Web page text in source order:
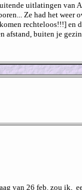
uitlatingen van
Ze had het weer
rechteloos!!!] en
afstand, buiten je
van 26 feb. zou ik,